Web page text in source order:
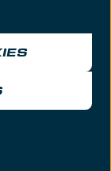
2026
Huisregels